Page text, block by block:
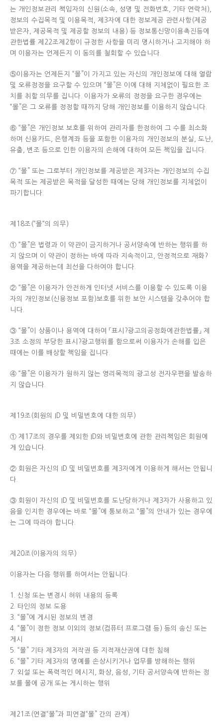
는 개인정보관리 책임자의 신원(소속, 성명 및 전화번호, 기타 연락처),
정보의 수집목적 및 이용목적, 제3자에 대한 정보제공 관련사항(제공
받은자, 제공목적 및 제공할 정보의 내용) 등 정보통신망이용촉진등에
관한법률 제22조제2항이 규정한 사항을 미리 명시하거나 고지해야 하
며 이용자는 언제든지 이 동의를 철회할 수 있습니다.
⑤이용자는 언제든지 “몰”이 가지고 있는 자신의 개인정보에 대해 열람
및 오류정정을 요구할 수 있으며 “몰”은 이에 대해 지체없이 필요한 조
치를 취할 의무를 집니다. 이용자가 오류의 정정을 요구한 경우에는
“몰”은 그 오류를 정정할 때까지 당해 개인정보를 이용하지 않습니다.
⑥ “몰”은 개인정보 보호를 위하여 관리자를 한정하여 그 수를 최소화
하며 신용카드, 은행계좌 등을 포함한 이용자의 개인정보의 분실, 도난,
유출, 변조 등으로 인한 이용자의 손해에 대하여 모든 책임을 집니다.
⑦ “몰” 또는 그로부터 개인정보를 제공받은 제3자는 개인정보의 수집
목적 또는 제공받은 목적을 달성한 때에는 당해 개인정보를 지체없이
파기합니다.
제18조(“몰“의 의무)
① “몰”은 법령과 이 약관이 금지하거나 공서양속에 반하는 행위를 하
지 않으며 이 약관이 정하는 바에 따라 지속적이고, 안정적으로 재화?
용역을 제공하는데 최선을 다하여야 합니다.
② “몰”은 이용자가 안전하게 인터넷 서비스를 이용할 수 있도록 이용
자의 개인정보(신용정보 포함)보호를 위한 보안 시스템을 갖추어야 합
니다.
③ “몰”이 상품이나 용역에 대하여 「표시?광고의공정화에관한법률」 제
3조 소정의 부당한 표시?광고행위를 함으로써 이용자가 손해를 입은
때에는 이를 배상할 책임을 집니다.
④ “몰”은 이용자가 원하지 않는 영리목적의 광고성 전자우편을 발송하
지 않습니다.
제19조(회원의 ID 및 비밀번호에 대한 의무)
① 제17조의 경우를 제외한 ID와 비밀번호에 관한 관리책임은 회원에
게 있습니다.
② 회원은 자신의 ID 및 비밀번호를 제3자에게 이용하게 해서는 안됩니
다.
③ 회원이 자신의 ID 및 비밀번호를 도난당하거나 제3자가 사용하고 있
음을 인지한 경우에는 바로 “몰”에 통보하고 “몰”의 안내가 있는 경우에
는 그에 따라야 합니다.
제20조(이용자의 의무)
이용자는 다음 행위를 하여서는 안됩니다.
1. 신청 또는 변경시 허위 내용의 등록
2. 타인의 정보 도용
3. “몰”에 게시된 정보의 변경
4. “몰”이 정한 정보 이외의 정보(컴퓨터 프로그램 등) 등의 송신 또는
게시
5. “몰” 기타 제3자의 저작권 등 지적재산권에 대한 침해
6. “몰” 기타 제3자의 명예를 손상시키거나 업무를 방해하는 행위
7. 외설 또는 폭력적인 메시지, 화상, 음성, 기타 공서양속에 반하는 정
보를 몰에 공개 또는 게시하는 행위
제21조(연결“몰”과 피연결“몰” 간의 관계)